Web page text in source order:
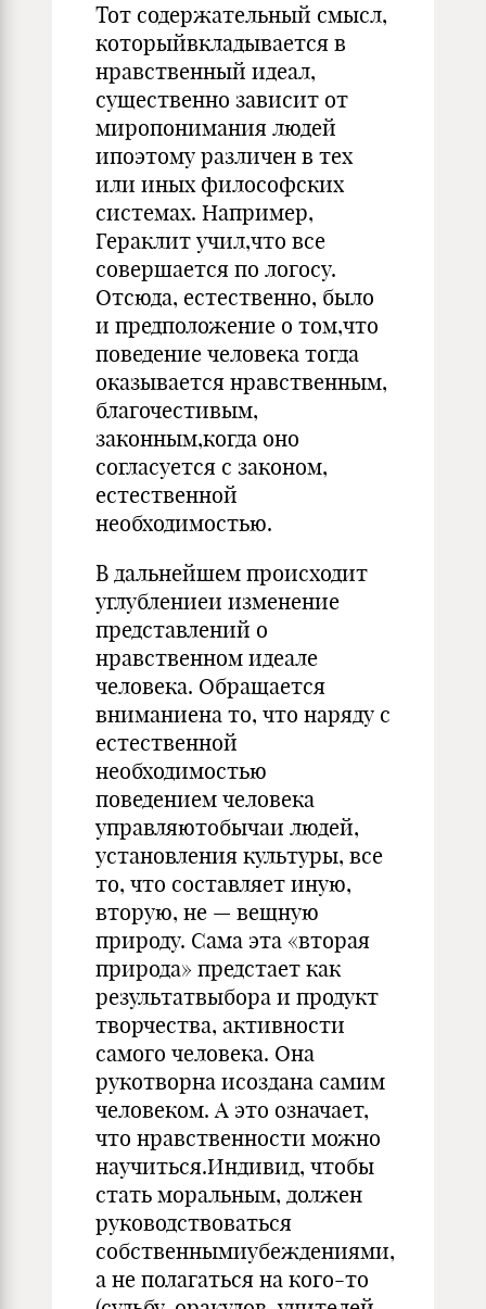
Тот содержательный смысл,
которыйвкладывается в
нравственный идеал,
существенно зависит от
миропонимания людей
ипоэтому различен в тех
или иных философских
системах. Например,
Гераклит учил,что все
совершается по логосу.
Отсюда, естественно, было
и предположение о том,что
поведение человека тогда
оказывается нравственным,
благочестивым,
законным,когда оно
согласуется с законом,
естественной
необходимостью.
В дальнейшем происходит
углублениеи изменение
представлений о
нравственном идеале
человека. Обращается
вниманиена то, что наряду с
естественной
необходимостью
поведением человека
управляютобычаи людей,
установления культуры, все
то, что составляет иную,
вторую, не — вещную
природу. Сама эта «вторая
природа» предстает как
результатвыбора и продукт
творчества, активности
самого человека. Она
рукотворна исоздана самим
человеком. А это означает,
что нравственности можно
научиться.Индивид, чтобы
стать моральным, должен
руководствоваться
собственнымиубеждениями,
а не полагаться на кого-то